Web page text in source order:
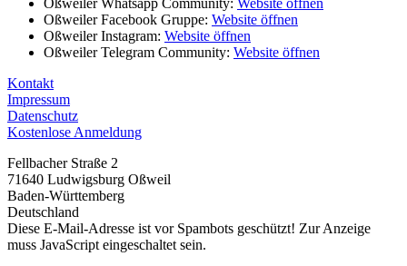
Oßweiler Facebook Gruppe: Website öffnen
Oßweiler Instagram: Website öffnen
Oßweiler Telegram Community: Website öffnen
Kontakt
Impressum
Datenschutz
Kostenlose Anmeldung
Fellbacher Straße 2
71640 Ludwigsburg Oßweil
Baden-Württemberg
Deutschland
Diese E-Mail-Adresse ist vor Spambots geschützt! Zur Anzeige
muss JavaScript eingeschaltet sein.